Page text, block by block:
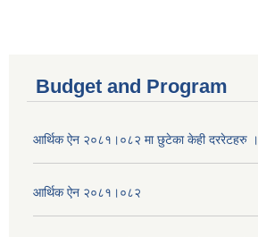
Budget and Program
आर्थिक ऐन २०८१।०८२ मा छुटेका केही दररेटहरु ।
आर्थिक ऐन २०८१।०८२